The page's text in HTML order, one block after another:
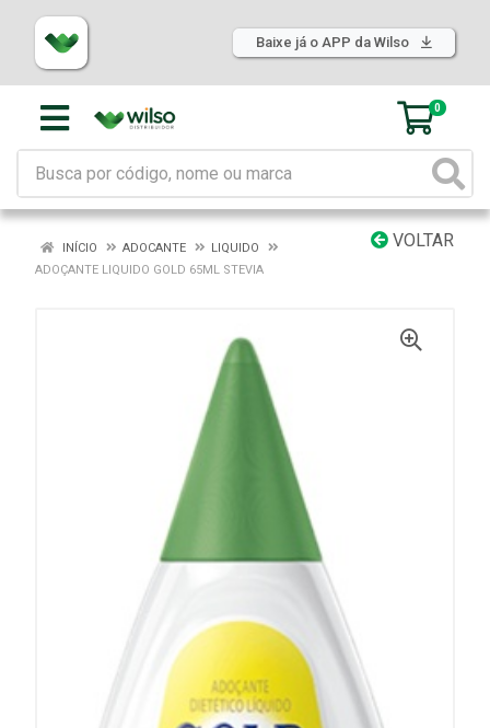
Baixe já o APP da Wilso
0
VOLTAR
INÍCIO ADOCANTE
LIQUIDO
ADOÇANTE LIQUIDO GOLD 65ML STEVIA